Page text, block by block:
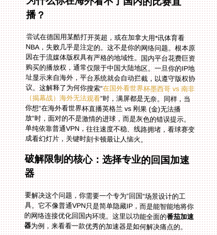
播？
尝试在德国用某酷打开英超，或在加拿大用*讯体育看
NBA，失败几乎是注定的。这不是你的网络问题。根本原
因在于流媒体版权具有严格的地域性。国内平台花费巨资
购买的播放权，通常仅限于中国大陆地区。一旦你的IP地
址显示来自海外，平台系统就会自动拦截，以遵守版权协
议。这解释了为何你搜索“在国外看世界杯墨西哥 vs 南非
（揭幕战）海外无法观看”时，满屏都是无奈。同样，当
你想“在海外看世界杯直播英格兰 vs 刚果 (金)无法播
放”时，面对的不是激情的进球，而是灰色的错误提示。
单纯依靠普通VPN，往往速度不稳、线路拥堵，看球赛变
成看幻灯片，关键时刻卡顿最让人恼火。
破解限制的核心：选择专业的回国加速
器
要解决这个问题，你需要一个专为“回国”场景设计的工
具。它不像普通VPN只是简单隐藏IP，而是能智能地将你
的网络连接优化回国内环境。这里以功能全面的番茄加速
器为例，来看看一款优秀的加速器是如何解决痛点的。